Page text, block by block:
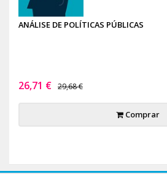
ANÁLISE DE POLÍTICAS PÚBLICAS
26,71 € 29,68 €
Comprar